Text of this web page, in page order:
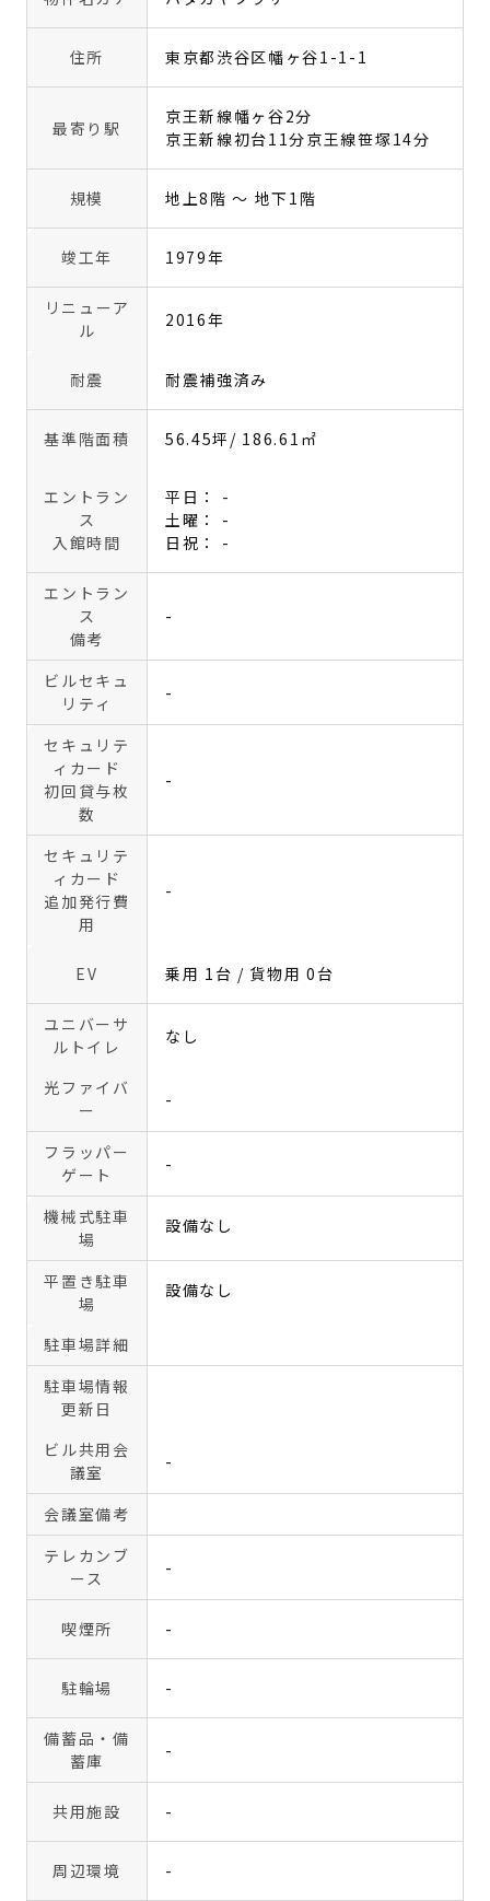
住所 東京都渋谷区幡ヶ谷1-1-1
最寄り駅
京王新線幡ヶ谷2分
京王新線初台11分京王線笹塚14分
規模 地上8階 〜 地下1階
竣工年 1979年
リニューア
ル
2016年
耐震 耐震補強済み
基準階面積 56.45坪 / 186.61㎡
エントラン
ス
入館時間
平日： -
土曜： -
日祝： -
エントラン
ス
備考
-
ビルセキュ
リティ
-
セキュリテ
ィカード
初回貸与枚
数
-
セキュリテ
ィカード
追加発行費
用
-
EV 乗用 1台 / 貨物用 0台
ユニバーサ
ルトイレ
なし
光ファイバ
ー
-
フラッパー
ゲート
-
機械式駐車
場
設備なし
平置き駐車
場
設備なし
駐車場詳細
駐車場情報
更新日
ビル共用会
議室
-
会議室備考
テレカンブ
ース
-
喫煙所 -
駐輪場 -
備蓄品・備
蓄庫
-
共用施設 -
周辺環境 -